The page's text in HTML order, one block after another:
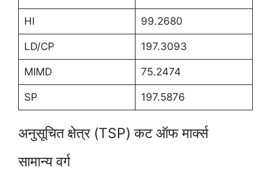
HI 99.2680
LD/CP 197.3093
MIMD 75.2474
SP 197.5876
अनुसूचित क्षेत्र (TSP) कट ऑफ मार्क्स
सामान्य वर्ग